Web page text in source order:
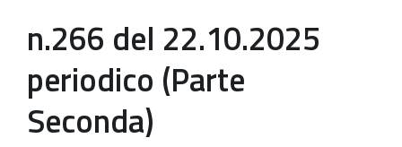
n.266 del 22.10.2025
periodico (Parte
Seconda)